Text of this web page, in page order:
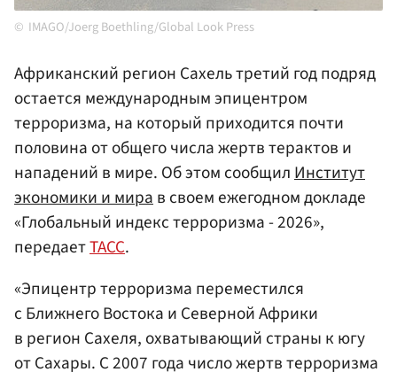
IMAGO/Joerg Boethling/Global Look Press
Африканский регион Сахель третий год подряд
остается международным эпицентром
терроризма, на который приходится почти
половина от общего числа жертв терактов и
нападений в мире. Об этом сообщилИнститут
экономики и мирав своем ежегодном докладе
«Глобальный индекс терроризма - 2026»,
передаетТАСС.
«Эпицентр терроризма переместился
с Ближнего Востока и Северной Африки
в регион Сахеля, охватывающий страны к югу
от Сахары. С 2007 года число жертв терроризма